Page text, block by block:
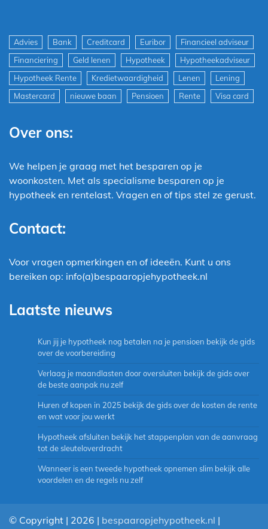
Advies Bank Creditcard Euribor
Financieel adviseur
Financiering
Geld lenen Hypotheek
Hypotheekadviseur
Hypotheek Rente
Kredietwaardigheid Lenen
Lening
Mastercard
nieuwe baan Pensioen Rente Visa card
Over ons:
We helpen je graag met het besparen op je
woonkosten. Met als specialisme besparen op je
hypotheek en rentelast. Vragen en of tips stel ze gerust.
Contact:
Voor vragen opmerkingen en of ideeën. Kunt u ons
bereiken op: info(a)bespaaropjehypotheek.nl
Laatste nieuws
Kun jij je hypotheek nog betalen na je pensioen bekijk de gids
over de voorbereiding
Verlaag je maandlasten door oversluiten bekijk de gids over
de beste aanpak nu zelf
Huren of kopen in 2025 bekijk de gids over de kosten de rente
en wat voor jou werkt
Hypotheek afsluiten bekijk het stappenplan van de aanvraag
tot de sleuteloverdracht
Wanneer is een tweede hypotheek opnemen slim bekijk alle
voordelen en de regels nu zelf
© Copyright | 2026 | bespaaropjehypotheek.nl |